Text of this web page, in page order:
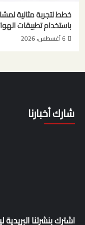
باستخدام تطبيقات
6 أغسطس، 2026
شارك أخبارنا
اشترك بنشرتنا